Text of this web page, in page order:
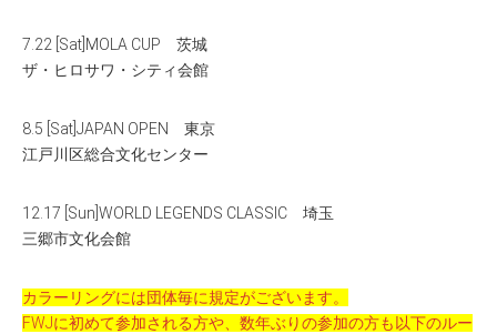
7.22 [Sat]MOLA CUP 茨城
ザ・ヒロサワ・シティ会館
8.5 [Sat]JAPAN OPEN 東京
江戸川区総合文化センター
12.17 [Sun]WORLD LEGENDS CLASSIC 埼玉
三郷市文化会館
カラーリングには団体毎に規定がございます。
FWJに初めて参加される方や、数年ぶりの参加の方も以下のルー